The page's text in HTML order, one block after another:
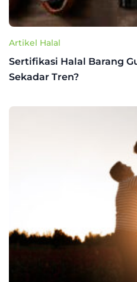
Artikel Halal
Sertifikasi Halal Barang
Sekadar Tren?